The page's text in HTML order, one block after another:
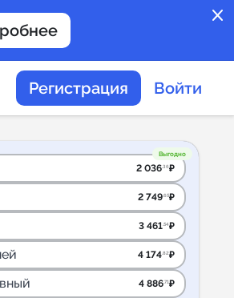
close
в
Регистрация Войти
Выгодно
2 036.36₽
2 749.65₽
3 461.54₽
4 174.82₽
4 886.71₽